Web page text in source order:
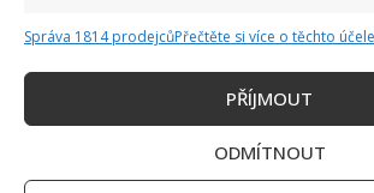
Správa 1814 prodejcůPřečtěte si více o těchto
PŘÍJMOUT
ODMÍTNOUT